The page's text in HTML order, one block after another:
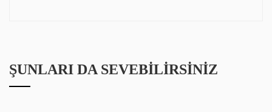
ŞUNLARI DA SEVEBILIRSINIZ